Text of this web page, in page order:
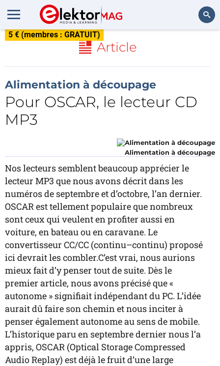
5 € (membres : GRATUIT)
Article
Alimentation à découpage
Pour OSCAR, le lecteur CD
MP3
Alimentation à découpage
Nos lecteurs semblent beaucoup apprécier le
lecteur MP3 que nous avons décrit dans les
numéros de septembre et d’octobre, l’an dernier.
OSCAR est tellement populaire que nombreux
sont ceux qui veulent en profiter aussi en
voiture, en bateau ou en caravane. Le
convertisseur CC/CC (continu–continu) proposé
ici devrait les combler.C’est vrai, nous aurions
mieux fait d’y penser tout de suite. Dès le
premier article, nous avons précisé que «
autonome » signifiait indépendant du PC. L’idée
aurait dû faire son chemin et nous inciter à
penser également autonome au sens de mobile.
L’historique paru en septembre dernier nous l’a
appris, OSCAR (Optical Storage Compressed
Audio Replay) est déjà le fruit d’une large